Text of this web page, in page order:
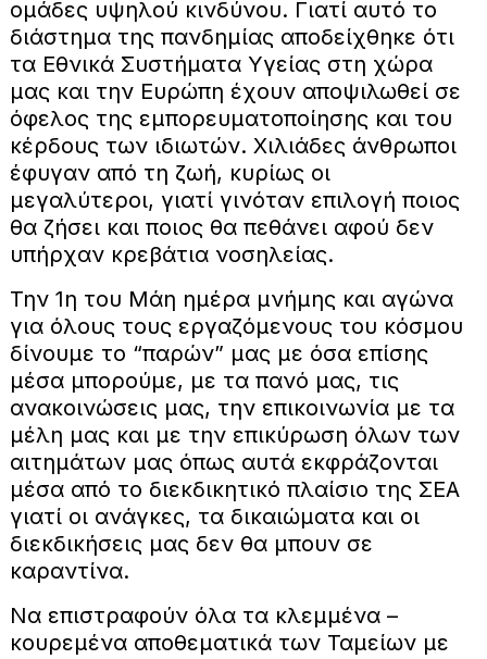
ομάδες υψηλού κινδύνου. Γιατί αυτό το
διάστημα της πανδημίας αποδείχθηκε ότι
τα Εθνικά Συστήματα Υγείας στη χώρα
μας και την Ευρώπη έχουν αποψιλωθεί σε
όφελος της εμπορευματοποίησης και του
κέρδους των ιδιωτών. Χιλιάδες άνθρωποι
έφυγαν από τη ζωή, κυρίως οι
μεγαλύτεροι, γιατί γινόταν επιλογή ποιος
θα ζήσει και ποιος θα πεθάνει αφού δεν
υπήρχαν κρεβάτια νοσηλείας.
Την 1η του Μάη ημέρα μνήμης και αγώνα
για όλους τους εργαζόμενους του κόσμου
δίνουμε το “παρών” μας με όσα επίσης
μέσα μπορούμε, με τα πανό μας, τις
ανακοινώσεις μας, την επικοινωνία με τα
μέλη μας και με την επικύρωση όλων των
αιτημάτων μας όπως αυτά εκφράζονται
μέσα από το διεκδικητικό πλαίσιο της ΣΕΑ
γιατί οι ανάγκες, τα δικαιώματα και οι
διεκδικήσεις μας δεν θα μπουν σε
καραντίνα.
Να επιστραφούν όλα τα κλεμμένα –
κουρεμένα αποθεματικά των Ταμείων με